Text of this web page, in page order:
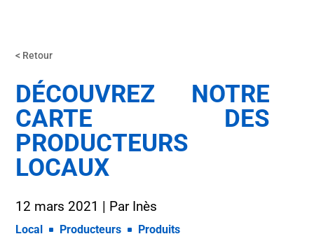
< Retour
DÉCOUVREZ NOTRE
CARTE DES
PRODUCTEURS
LOCAUX
12 mars 2021 | Par Inès
Local Producteurs Produits